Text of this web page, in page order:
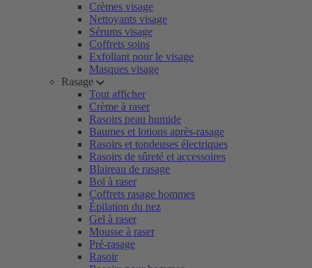
Crèmes visage
Nettoyants visage
Sérums visage
Coffrets soins
Exfoliant pour le visage
Masques visage
Rasage
Tout afficher
Crème à raser
Rasoirs peau humide
Baumes et lotions après-rasage
Rasoirs et tondeuses électriques
Rasoirs de sûreté et accessoires
Blaireau de rasage
Bol à raser
Coffrets rasage hommes
Épilation du nez
Gel à raser
Mousse à raser
Pré-rasage
Rasoir